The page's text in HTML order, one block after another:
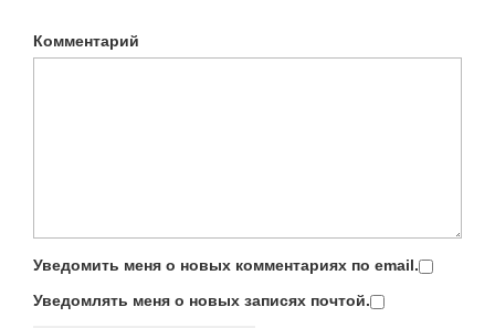
Комментарий
Уведомить меня о новых комментариях по email.
Уведомлять меня о новых записях почтой.